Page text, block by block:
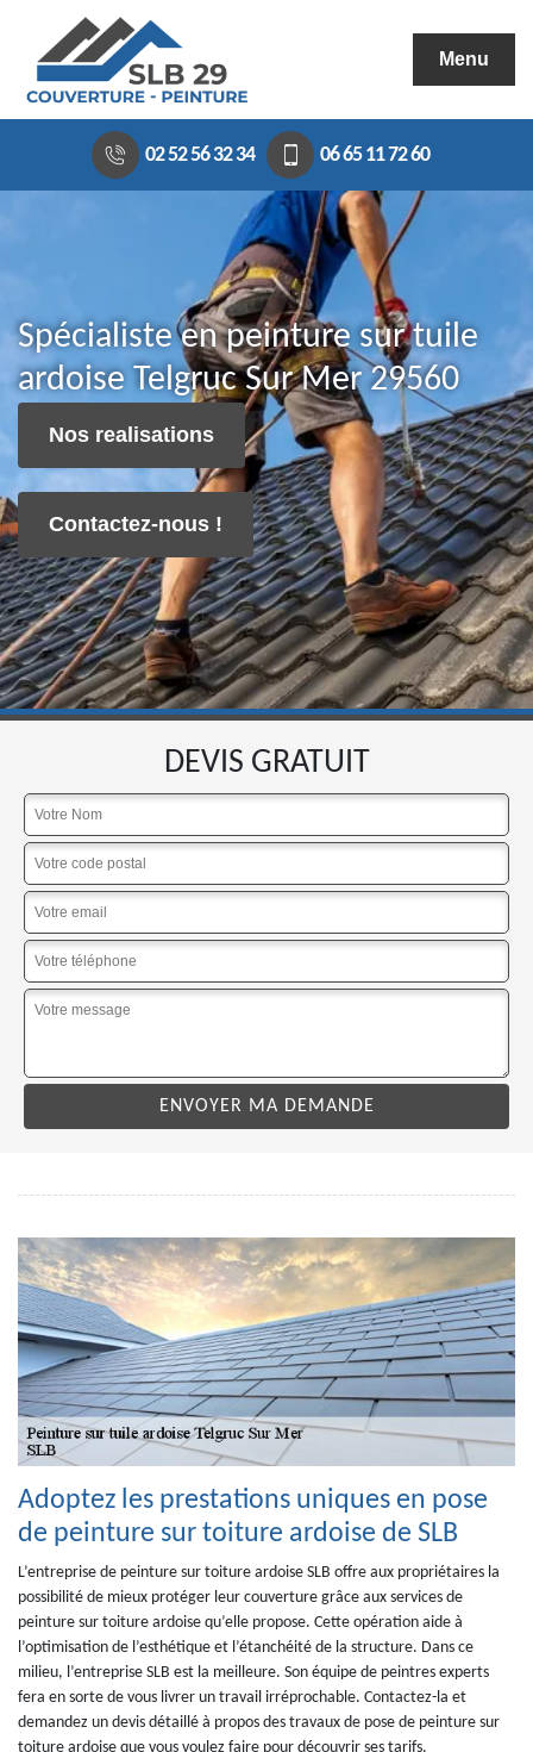
Menu
02 52 56 32 34 06 65 11 72 60
Spécialiste en peinture sur tuile
ardoise Telgruc Sur Mer 29560
Nos realisations
Contactez-nous !
DEVIS GRATUIT
Adoptez les prestations uniques en pose
de peinture sur toiture ardoise de SLB
L’entreprise de peinture sur toiture ardoise SLB offre aux propriétaires la
possibilité de mieux protéger leur couverture grâce aux services de
peinture sur toiture ardoise qu’elle propose. Cette opération aide à
l’optimisation de l’esthétique et l’étanchéité de la structure. Dans ce
milieu, l’entreprise SLB est la meilleure. Son équipe de peintres experts
fera en sorte de vous livrer un travail irréprochable. Contactez-la et
demandez un devis détaillé à propos des travaux de pose de peinture sur
toiture ardoise que vous voulez faire pour découvrir ses tarifs.